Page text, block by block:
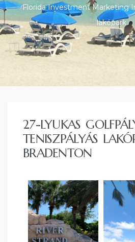
Florida Investment Marketing
lakópark
27-LYUKAS
TENISZPÁLYÁS
BRADENTON